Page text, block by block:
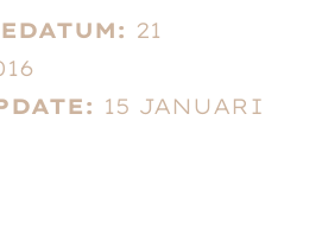
21
15 JANUARI